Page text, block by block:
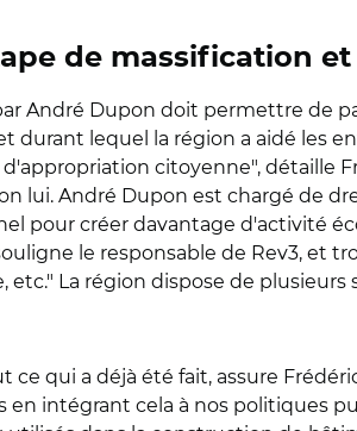
de massification
André Dupon doit permettre de
durant lequel la région a aidé les
citoyenne", détaille
lui. André Dupon est chargé de
pour créer davantage d'activité
le responsable de Rev3, et
etc." La région dispose de
ce qui a déjà été fait, assure
intégrant cela à nos politiques